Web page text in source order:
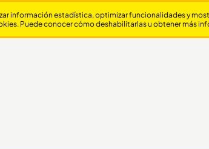
información estadística, optimizar funcionalidades y
Puede conocer cómo deshabilitarlas u obtener más